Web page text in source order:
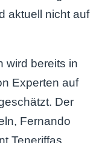
aktuell nicht auf
wird bereits in
Experten auf
Der
Fernando
Teneriffas,